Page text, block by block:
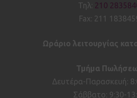
Τηλ: 210
Fax: 211
Ωράριο λειτουργίας
Τμήμα
Δευτέρα-Παρασκευή:
Σάββατο: 9:30-